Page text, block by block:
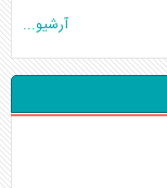
آرشیو...